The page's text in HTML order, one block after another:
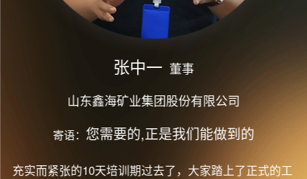
张中一 董事
山东鑫海矿业集团股份有限公司
寄语： 您需要的,正是我们能做到的
充实而紧张的10天培训期过去了，大家踏上了正式的工